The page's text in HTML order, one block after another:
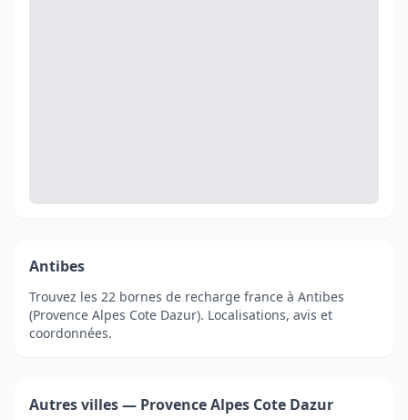
Antibes
Trouvez les 22 bornes de recharge france à Antibes
(Provence Alpes Cote Dazur). Localisations, avis et
coordonnées.
Autres villes — Provence Alpes Cote Dazur